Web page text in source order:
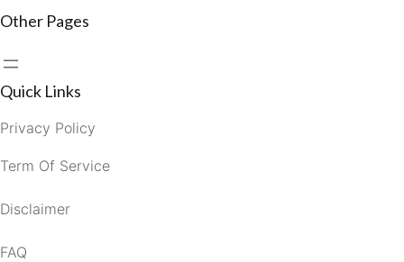
Other Pages
Quick Links
Privacy Policy
Term Of Service
Disclaimer
FAQ